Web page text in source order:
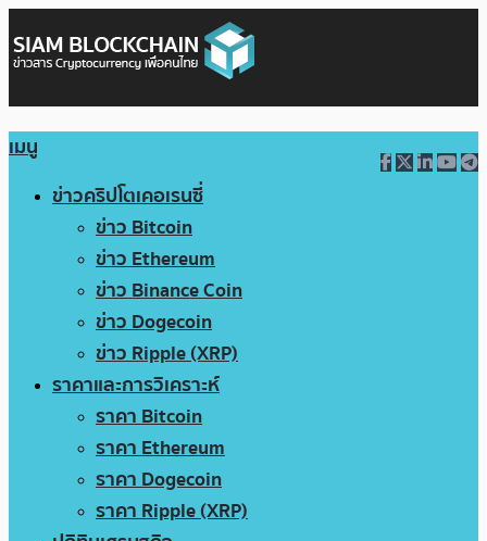
เมนู
ข่าวคริปโตเคอเรนซี่
ข่าว Bitcoin
ข่าว Ethereum
ข่าว Binance Coin
ข่าว Dogecoin
ข่าว Ripple (XRP)
ราคาและการวิเคราะห์
ราคา Bitcoin
ราคา Ethereum
ราคา Dogecoin
ราคา Ripple (XRP)